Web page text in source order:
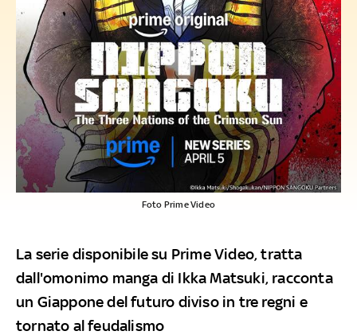
Foto Prime Video
La serie disponibile su Prime Video, tratta
dall'omonimo manga di Ikka Matsuki, racconta
un Giappone del futuro diviso in tre regni e
tornato al feudalismo